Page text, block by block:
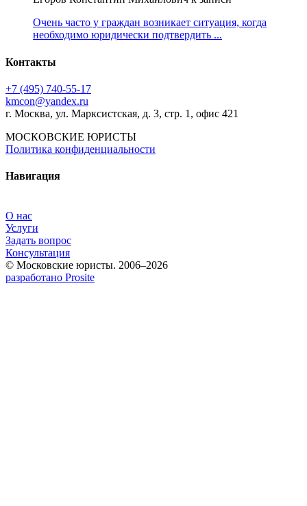
Очень часто у граждан возникает ситуация, когда
необходимо юридически подтвердить ...
Контакты
+7 (495) 740‑55‑17
kmcon@yandex.ru
г. Москва, ул. Марксистская, д. 3, стр. 1, офис 421
МОСКОВСКИЕ ЮРИСТЫ
Политика конфиденциальности
Навигация
О нас
Услуги
Задать вопрос
Консультация
© Московские юристы. 2006–2026
разработано Prosite